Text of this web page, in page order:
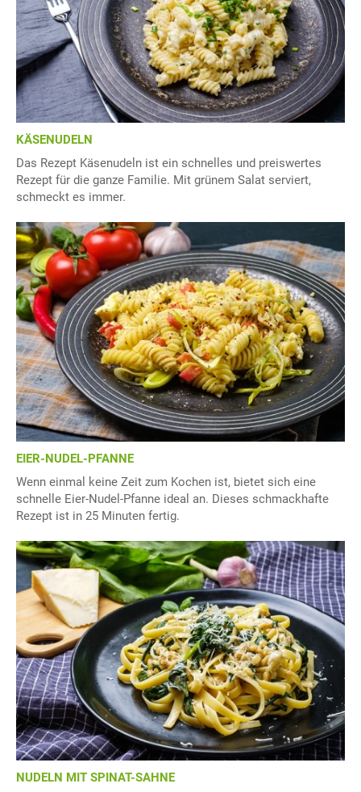
KÄSENUDELN
Das Rezept Käsenudeln ist ein schnelles und preiswertes
Rezept für die ganze Familie. Mit grünem Salat serviert,
schmeckt es immer.
EIER-NUDEL-PFANNE
Wenn einmal keine Zeit zum Kochen ist, bietet sich eine
schnelle Eier-Nudel-Pfanne ideal an. Dieses schmackhafte
Rezept ist in 25 Minuten fertig.
NUDELN MIT SPINAT-SAHNE